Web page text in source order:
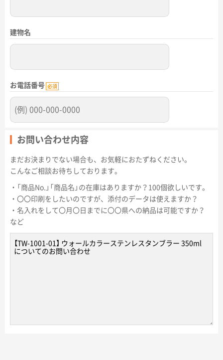
建物名
お電話番号 必須
お問い合わせ内容
まだお決まりでない場合も、お気軽におたずねください。
こんなご相談お待ちしております。
・「商品No.」「商品名」の在庫はありますか？100個欲しいです。
・〇〇印刷をしたいのですが、添付のデータは使えますか？
・名入れをして〇月〇日までに〇〇県への納品は可能ですか？
など